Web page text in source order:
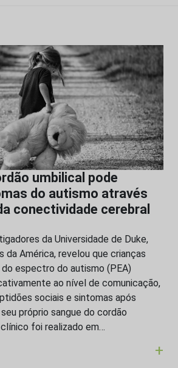
umbilical pode
do autismo através
conectividade cerebral
da Universidade de Duke,
da América, revelou que crianças
espectro do autismo (PEA)
ao nível de comunicação,
sociais e sintomas após
próprio sangue do cordão
foi realizado em…
+